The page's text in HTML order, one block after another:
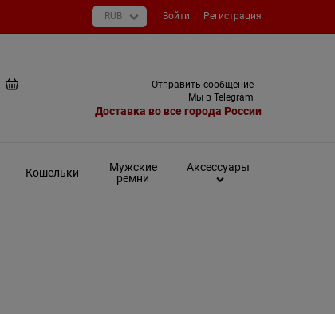
Войти Регистрация
Отправить сообщение
Мы в Telegram
Доставка во все города России
Кошельки
Мужские
ремни
Аксессуары